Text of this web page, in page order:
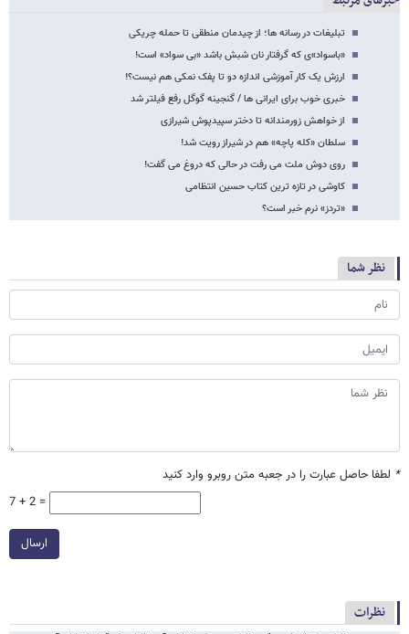
تبلیغات در رسانه ها؛ از چیدمان منطقی تا حمله چریکی
«باسواد»ی که گرفتار نان شبش باشد «بی سواد» است!
ارزش یک کار آموزشی اندازه دو تا پفک نمکی هم نیست؟!
خبری خوب برای ایرانی ها / گنجینه گوگل رفع فیلتر شد
از خواهش زورمندانه تا دختر سپیدپوش شیرازی
سلطان «کله پاچه» هم در شیراز رویت شد!
روی دوش ملت می رفت در حالی که دروغ می گفت!
کاوشی در تازه ترین کتاب حسین انتظامی
«تردز» نرم خبر است؟
نظر شما
* لطفا حاصل عبارت را در جعبه متن روبرو وارد کنید
7 + 2 =
ارسال
نظرات